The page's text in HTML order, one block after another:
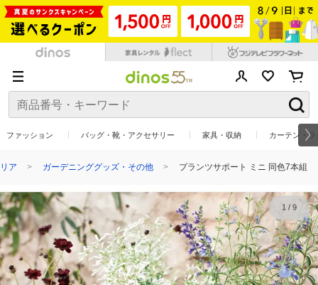
ファッション バッグ・靴・アクセサリー 家具・収納 カーテン・
ア ガーデニンググッズ・その他 プランツサポート ミニ 同色7本組
1/ 9